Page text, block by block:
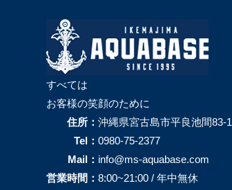
すべては
お客様の笑顔のために
住所：沖縄県宮古島市平良池間83-1
Tel：0980-75-2377
Mail： info@ms-aquabase.com
営業時間：8:00~21:00 / 年中無休